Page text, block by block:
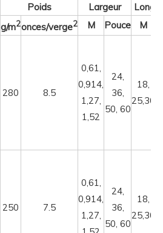
Poids Largeur
g/m2onces/verge2 M Pouce M
280 8.5
0,61,
0,914,
1,27,
1,52
24,
36,
50, 60
18,
25,30
250 7.5
0,61,
0,914,
1,27,
24,
36,
50, 60
18,
25,30